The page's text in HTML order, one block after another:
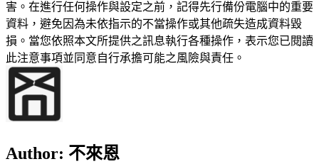
害。在進行任何操作與設定之前，記得先行備份電腦中的重要
資料，避免因為未依指示的不當操作或其他疏失造成資料毀
損。當您依照本文所提供之訊息執行各種操作，表示您已閱讀
此注意事項並同意自行承擔可能之風險與責任。
Author: 不來恩